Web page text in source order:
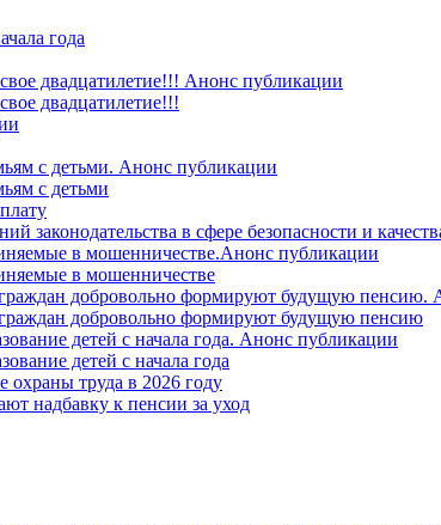
года
двадцатилетие!!! Анонс публикации
двадцатилетие!!!
с детьми. Анонс публикации
с детьми
законодательства в сфере безопасности и
в мошенничестве.Анонс публикации
в мошенничестве
добровольно формируют будущую пенсию.
добровольно формируют будущую пенсию
детей с начала года. Анонс публикации
детей с начала года
охраны труда в 2026 году
надбавку к пенсии за уход